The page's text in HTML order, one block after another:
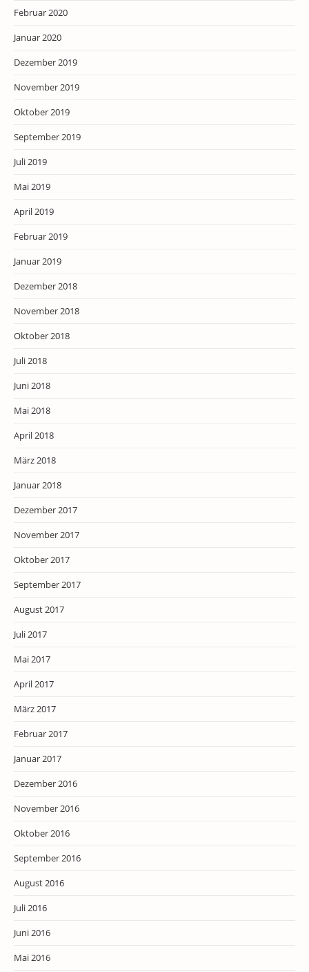
Februar 2020
Januar 2020
Dezember 2019
November 2019
Oktober 2019
September 2019
Juli 2019
Mai 2019
April 2019
Februar 2019
Januar 2019
Dezember 2018
November 2018
Oktober 2018
Juli 2018
Juni 2018
Mai 2018
April 2018
März 2018
Januar 2018
Dezember 2017
November 2017
Oktober 2017
September 2017
August 2017
Juli 2017
Mai 2017
April 2017
März 2017
Februar 2017
Januar 2017
Dezember 2016
November 2016
Oktober 2016
September 2016
August 2016
Juli 2016
Juni 2016
Mai 2016